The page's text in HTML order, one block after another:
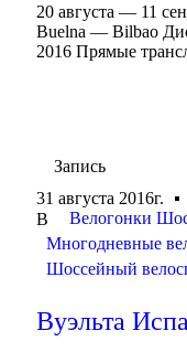
20 августа — 11
Buelna — Bilbao
2016 Прямые
Запись
31 августа 2016г.
В
Велогонки
Многодневные
Шоссейный
Вуэльта